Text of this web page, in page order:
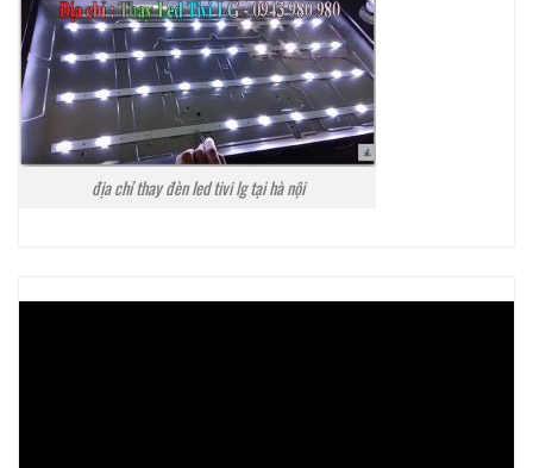
địa chỉ thay đèn led tivi lg tại hà nội